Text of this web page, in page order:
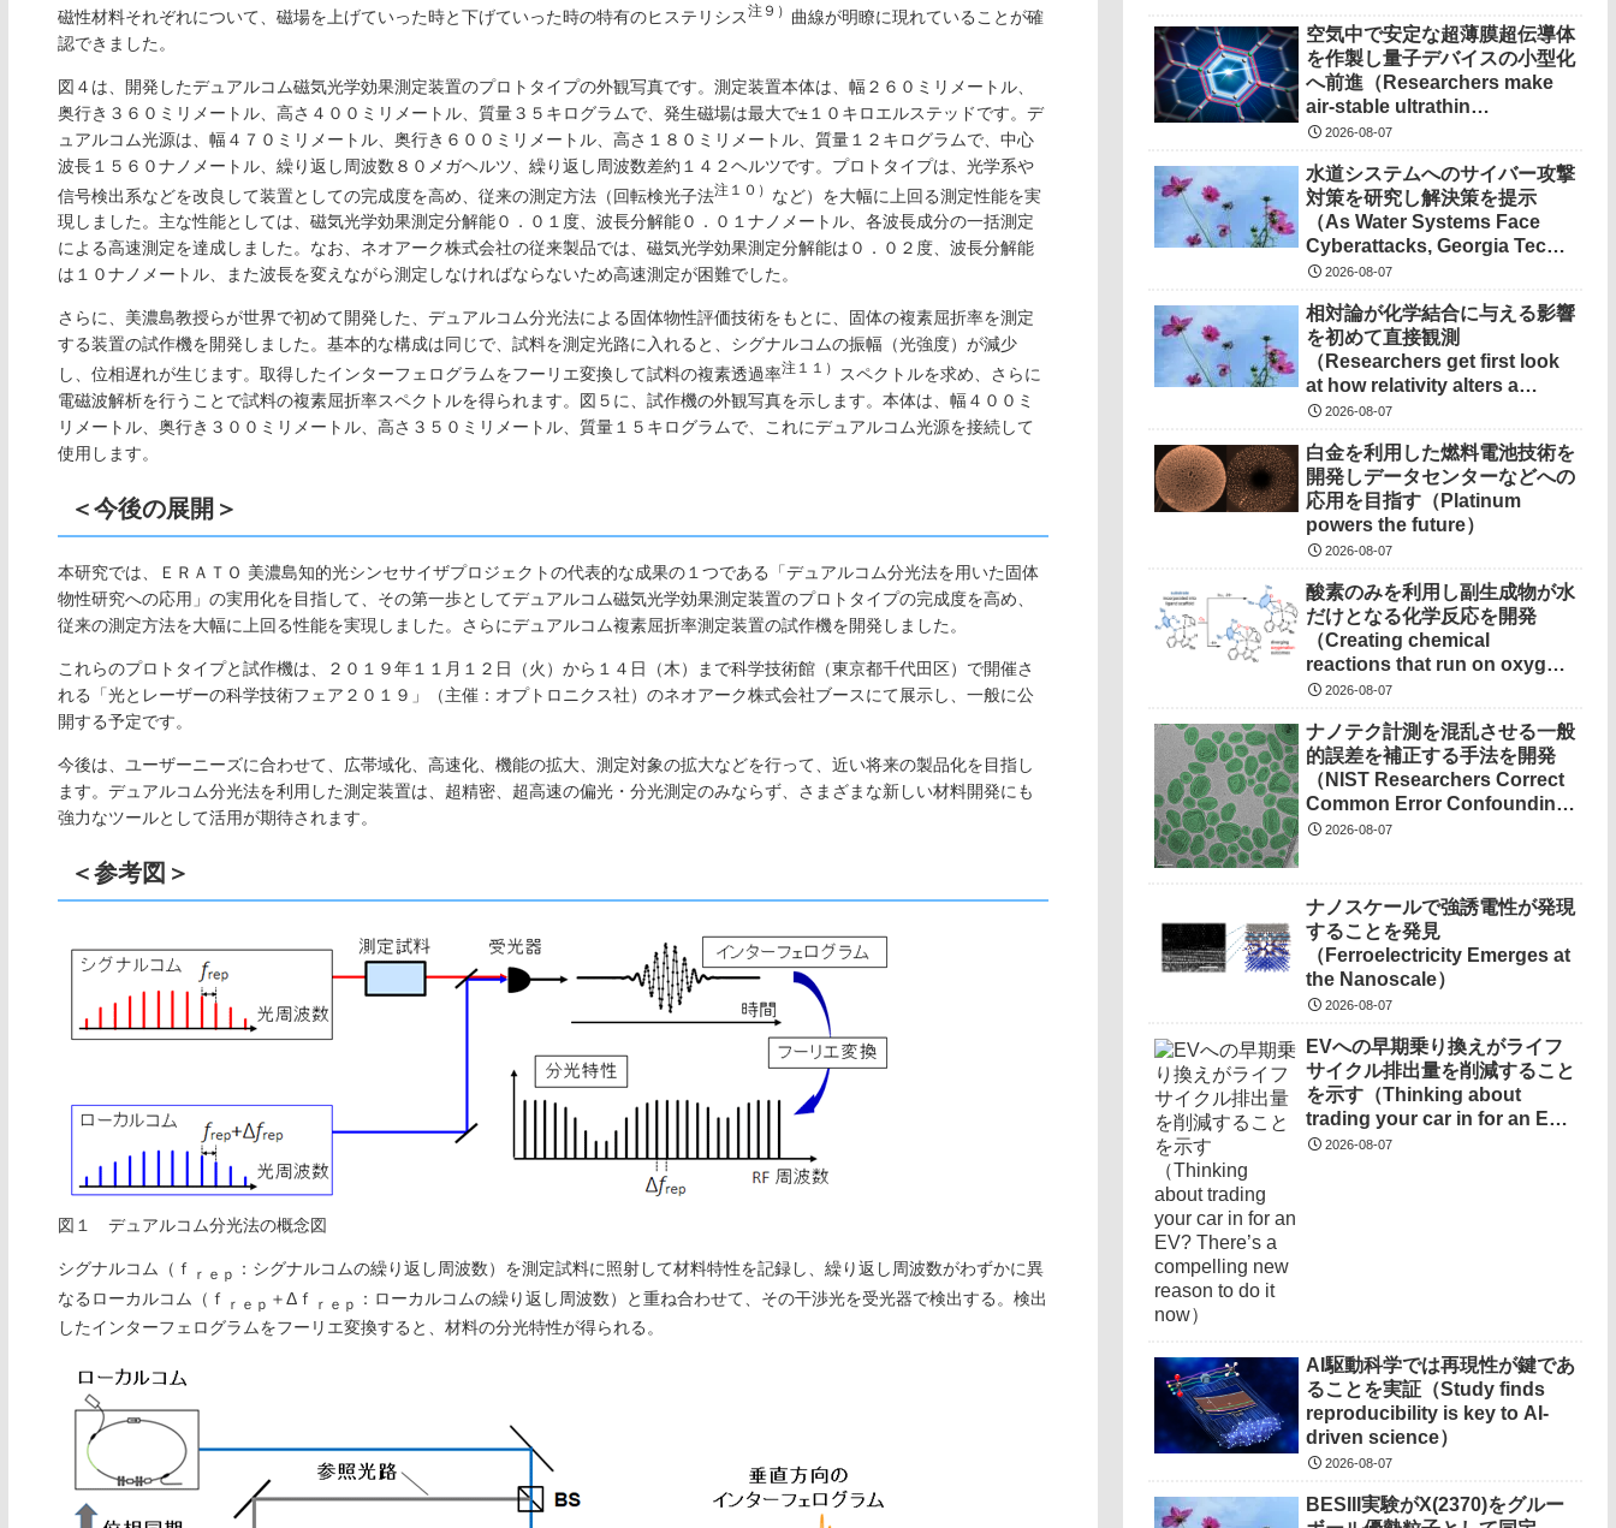
磁性材料それぞれについて、磁場を上げていった時と下げていった時の特有のヒステリシス注９） 曲線が明瞭に現れていることが確
認できました。
図４は、開発したデュアルコム磁気光学効果測定装置のプロトタイプの外観写真です。測定装置本体は、幅２６０ミリメートル、
奥行き３６０ミリメートル、高さ４００ミリメートル、質量３５キログラムで、発生磁場は最大で±１０キロエルステッドです。デ
ュアルコム光源は、幅４７０ミリメートル、奥行き６００ミリメートル、高さ１８０ミリメートル、質量１２キログラムで、中心
波長１５６０ナノメートル、繰り返し周波数８０メガヘルツ、繰り返し周波数差約１４２ヘルツです。プロトタイプは、光学系や
信号検出系などを改良して装置としての完成度を高め、従来の測定方法（回転検光子法注１０） など）を大幅に上回る測定性能を実
現しました。主な性能としては、磁気光学効果測定分解能０．０１度、波長分解能０．０１ナノメートル、各波長成分の一括測定
による高速測定を達成しました。なお、ネオアーク株式会社の従来製品では、磁気光学効果測定分解能は０．０２度、波長分解能
は１０ナノメートル、また波長を変えながら測定しなければならないため高速測定が困難でした。
さらに、美濃島教授らが世界で初めて開発した、デュアルコム分光法による固体物性評価技術をもとに、固体の複素屈折率を測定
する装置の試作機を開発しました。基本的な構成は同じで、試料を測定光路に入れると、シグナルコムの振幅（光強度）が減少
し、位相遅れが生じます。取得したインターフェログラムをフーリエ変換して試料の複素透過率注１１）
スペクトルを求め、さらに
電磁波解析を行うことで試料の複素屈折率スペクトルを得られます。図５に、試作機の外観写真を示します。本体は、幅４００ミ
リメートル、奥行き３００ミリメートル、高さ３５０ミリメートル、質量１５キログラムで、これにデュアルコム光源を接続して
使用します。
＜今後の展開＞
本研究では、ＥＲＡＴＯ 美濃島知的光シンセサイザプロジェクトの代表的な成果の１つである「デュアルコム分光法を用いた固体
物性研究への応用」の実用化を目指して、その第一歩としてデュアルコム磁気光学効果測定装置のプロトタイプの完成度を高め、
従来の測定方法を大幅に上回る性能を実現しました。さらにデュアルコム複素屈折率測定装置の試作機を開発しました。
これらのプロトタイプと試作機は、２０１９年１１月１２日（火）から１４日（木）まで科学技術館（東京都千代田区）で開催さ
れる「光とレーザーの科学技術フェア２０１９」（主催：オプトロニクス社）のネオアーク株式会社ブースにて展示し、一般に公
開する予定です。
今後は、ユーザーニーズに合わせて、広帯域化、高速化、機能の拡大、測定対象の拡大などを行って、近い将来の製品化を目指し
ます。デュアルコム分光法を利用した測定装置は、超精密、超高速の偏光・分光測定のみならず、さまざまな新しい材料開発にも
強力なツールとして活用が期待されます。
＜参考図＞
図１ デュアルコム分光法の概念図
シグナルコム（ｆ ｒｅｐ
：シグナルコムの繰り返し周波数）を測定試料に照射して材料特性を記録し、繰り返し周波数がわずかに異
なるローカルコム（ｆ
ｒｅｐ ＋Δｆ ｒｅｐ
：ローカルコムの繰り返し周波数）と重ね合わせて、その干渉光を受光器で検出する。検出
したインターフェログラムをフーリエ変換すると、材料の分光特性が得られる。
空気中で安定な超薄膜超伝導体
を作製し量子デバイスの小型化
へ前進（Researchers make
air-stable ultrathin
superconductors more
devices）
2026-08-07
水道システムへのサイバー攻撃
対策を研究し解決策を提示
（As Water Systems Face
Cyberattacks, Georgia Tech
Research Points to
2026-08-07
相対論が化学結合に与える影響
を初めて直接観測
（Researchers get first look
at how relativity alters a
chemical bond）
2026-08-07
白金を利用した燃料電池技術を
開発しデータセンターなどへの
応用を目指す（Platinum
powers the future）
2026-08-07
酸素のみを利用し副生成物が水
だけとなる化学反応を開発
（Creating chemical
reactions that run on oxygen,
produce only water as
2026-08-07
ナノテク計測を混乱させる一般
的誤差を補正する手法を開発
（NIST Researchers Correct
Common Error Confounding
Nanotech Measurements）
2026-08-07
ナノスケールで強誘電性が発現
することを発見
（Ferroelectricity Emerges at
the Nanoscale）
2026-08-07
EVへの早期乗り換えがライフ
サイクル排出量を削減すること
を示す（Thinking about
trading your car in for an EV?
There’s a compelling new
2026-08-07
AI駆動科学では再現性が鍵であ
ることを実証（Study finds
reproducibility is key to AI-
driven science）
2026-08-07
BESIII実験がX(2370)をグルー